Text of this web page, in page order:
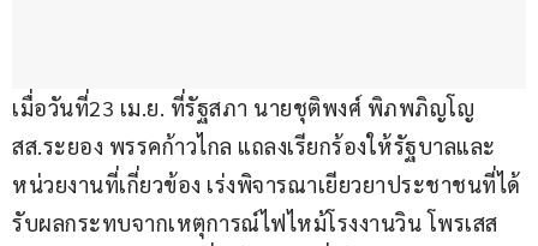
เมื่อวันที่23 เม.ย. ที่รัฐสภา นายชุติพงศ์ พิภพภิญโญ
สส.ระยอง พรรคก้าวไกล แถลงเรียกร้องให้รัฐบาลและ
หน่วยงานที่เกี่ยวข้อง เร่งพิจารณาเยียวยาประชาชนที่ได้
รับผลกระทบจากเหตุการณ์ไฟไหม้โรงงานวิน โพรเสส